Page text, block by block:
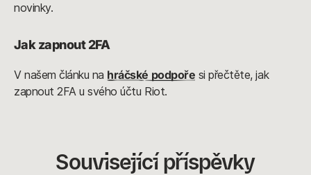
novinky.
Jak zapnout 2FA
V našem článku na hráčské podpoře si přečtěte, jak
zapnout 2FA u svého účtu Riot.
Související příspěvky